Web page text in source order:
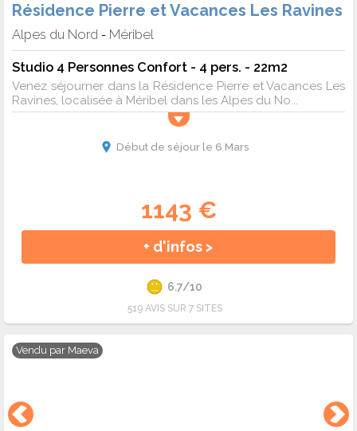
Résidence Pierre et Vacances Les Ravines
Alpes du Nord - Méribel
Studio 4 Personnes Confort - 4 pers. - 22m2
Venez séjourner dans la Résidence Pierre et Vacances Les
Ravines, localisée à Méribel dans les Alpes du No...
Début de séjour le 6 Mars
1143 €
+ d'infos >
6.7/10
519 AVIS SUR 7 SITES
Vendu par Maeva